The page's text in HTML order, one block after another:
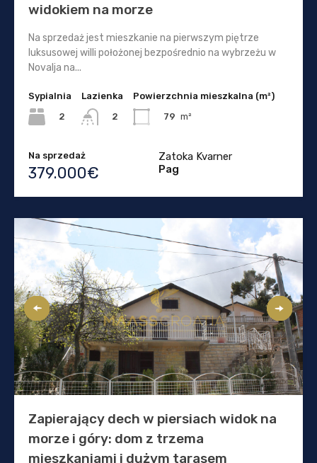
widokiem na morze
Na sprzedaż jest mieszkanie na pierwszym piętrze
luksusowej willi położonej bezpośrednio na wybrzeżu w
Novalja na...
Sypialnia
2
Lazienka
2
Powierzchnia mieszkalna (m²)
79 m²
Na sprzedaż
379.000€
Zatoka Kvarner
Pag
Zapierający dech w piersiach widok na
morze i góry: dom z trzema
mieszkaniami i dużym tarasem